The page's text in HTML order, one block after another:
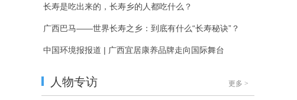
长寿是吃出来的，长寿乡的人都吃什么？
广西巴马——世界长寿之乡：到底有什么“长寿秘诀”？
中国环境报报道 | 广西宜居康养品牌走向国际舞台
人物专访 更多 >